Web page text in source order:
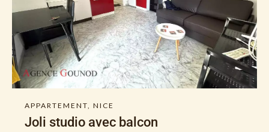
APPARTEMENT, NICE
Joli studio avec balcon